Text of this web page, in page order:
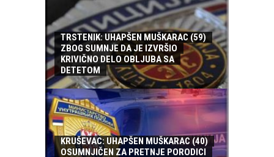
TRSTENIK: UHAPŠEN MUŠKARAC (59)
ZBOG SUMNJE DA JE IZVRŠIO
KRIVIČNO DELO OBLJUBA SA
DETETOM
KRUŠEVAC: UHAPŠEN MUŠKARAC (40)
OSUMNJIČEN ZA PRETNJE PORODICI